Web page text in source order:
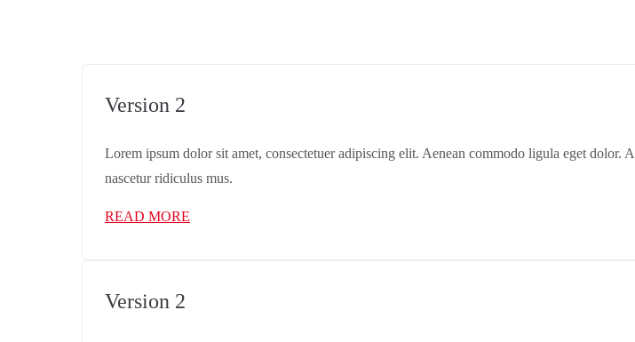
Version 2
Lorem ipsum dolor sit amet, consectetuer adipiscing elit. Aenean commodo ligula eget dolor.
nascetur ridiculus mus.
READ MORE
Version 2